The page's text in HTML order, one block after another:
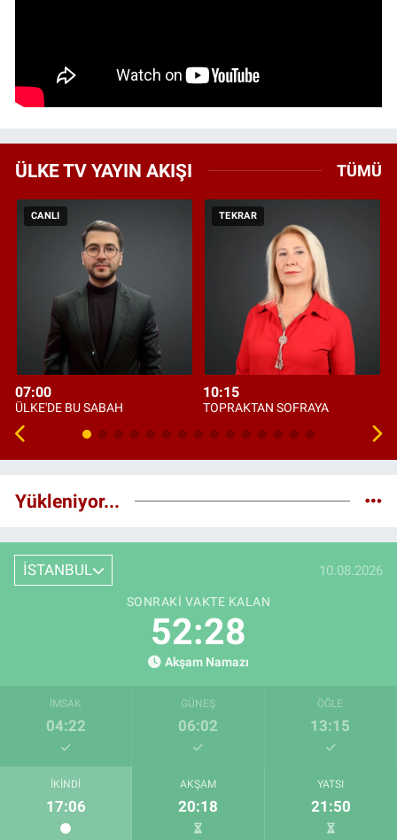
ÜLKE TV YAYIN AKIŞI TÜMÜ
CANLI
07:00
ÜLKE'DE BU SABAH
TEKRAR
10:15
TOPRAKTAN SOFRAYA
Yükleniyor...
İSTANBUL 10.08.2026
SONRAKI VAKTE KALAN
52:27
Akşam Namazı
İMSAK
04:22
GÜNEŞ
06:02
ÖĞLE
13:15
İKINDI
17:06
AKŞAM
20:18
YATSI
21:50